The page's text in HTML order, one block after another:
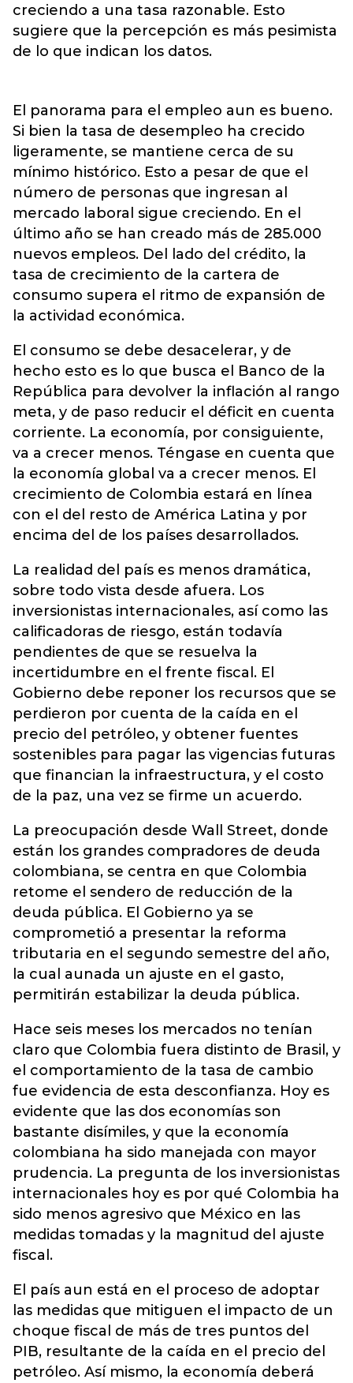
creciendo a una tasa razonable. Esto
sugiere que la percepción es más pesimista
de lo que indican los datos.
El panorama para el empleo aun es bueno.
Si bien la tasa de desempleo ha crecido
ligeramente, se mantiene cerca de su
mínimo histórico. Esto a pesar de que el
número de personas que ingresan al
mercado laboral sigue creciendo. En el
último año se han creado más de 285.000
nuevos empleos. Del lado del crédito, la
tasa de crecimiento de la cartera de
consumo supera el ritmo de expansión de
la actividad económica.
El consumo se debe desacelerar, y de
hecho esto es lo que busca el Banco de la
República para devolver la inflación al rango
meta, y de paso reducir el déficit en cuenta
corriente. La economía, por consiguiente,
va a crecer menos. Téngase en cuenta que
la economía global va a crecer menos. El
crecimiento de Colombia estará en línea
con el del resto de América Latina y por
encima del de los países desarrollados.
La realidad del país es menos dramática,
sobre todo vista desde afuera. Los
inversionistas internacionales, así como las
calificadoras de riesgo, están todavía
pendientes de que se resuelva la
incertidumbre en el frente fiscal. El
Gobierno debe reponer los recursos que se
perdieron por cuenta de la caída en el
precio del petróleo, y obtener fuentes
sostenibles para pagar las vigencias futuras
que financian la infraestructura, y el costo
de la paz, una vez se firme un acuerdo.
La preocupación desde Wall Street, donde
están los grandes compradores de deuda
colombiana, se centra en que Colombia
retome el sendero de reducción de la
deuda pública. El Gobierno ya se
comprometió a presentar la reforma
tributaria en el segundo semestre del año,
la cual aunada un ajuste en el gasto,
permitirán estabilizar la deuda pública.
Hace seis meses los mercados no tenían
claro que Colombia fuera distinto de Brasil, y
el comportamiento de la tasa de cambio
fue evidencia de esta desconfianza. Hoy es
evidente que las dos economías son
bastante disímiles, y que la economía
colombiana ha sido manejada con mayor
prudencia. La pregunta de los inversionistas
internacionales hoy es por qué Colombia ha
sido menos agresivo que México en las
medidas tomadas y la magnitud del ajuste
fiscal.
El país aun está en el proceso de adoptar
las medidas que mitiguen el impacto de un
choque fiscal de más de tres puntos del
PIB, resultante de la caída en el precio del
petróleo. Así mismo, la economía deberá